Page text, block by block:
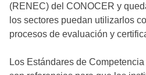
(RENEC) del CONOCER y
los sectores puedan utilizarlos
procesos de evaluación y
Los Estándares de